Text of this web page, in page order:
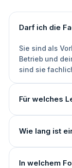
Darf ich die
Sie sind als
Betrieb und
sind sie
Für welches
Wie lang ist
In welchem